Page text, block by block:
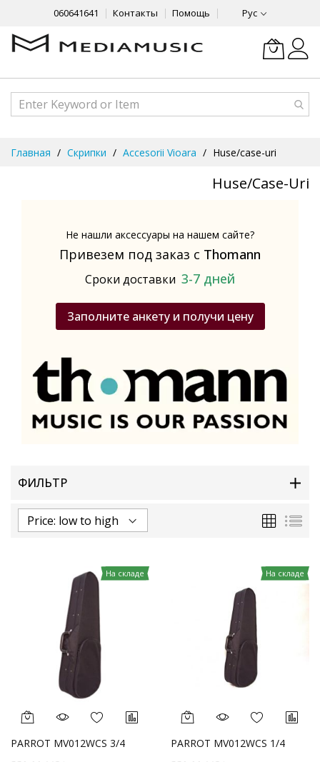
060641641 Контакты Помощь Рус
Главная Скрипки Accesorii Vioara Huse/case-uri
Huse/case-Uri
Не нашли аксессуары на нашем сайте?
Привезем под заказ с Thomann
Сроки доставки 3-7 дней
Заполните анкету и получи цену
ФИЛЬТР
Сетка
На складе
PARROT MV012WCS 3/4
На складе
PARROT MV012WCS 1/4